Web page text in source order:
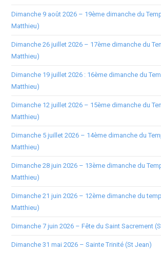
Dimanche 9 août 2026 – 19ème dimanche du
Matthieu)
Dimanche 26 juillet 2026 – 17ème dimanche du
Matthieu)
Dimanche 19 juillet 2026 : 16ème dimanche du
Matthieu)
Dimanche 12 juillet 2026 – 15ème dimanche du
Matthieu)
Dimanche 5 juillet 2026 – 14ème dimanche du
Matthieu)
Dimanche 28 juin 2026 – 13ème dimanche du
Matthieu)
Dimanche 21 juin 2026 – 12ème dimanche du
Matthieu)
Dimanche 7 juin 2026 – Fête du Saint Sacrement
Dimanche 31 mai 2026 – Sainte Trinité (St Jean)